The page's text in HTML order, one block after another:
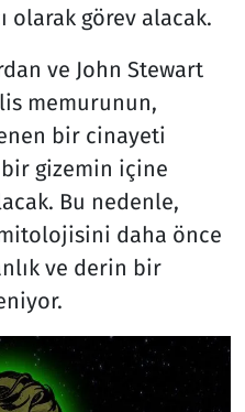
olarak görev alacak.
ve John Stewart
memurunun,
bir cinayeti
gizemin içine
Bu nedenle,
daha önce
ve derin bir